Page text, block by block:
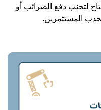
لتجنب دفع الضرائب أو
المستثمرين.